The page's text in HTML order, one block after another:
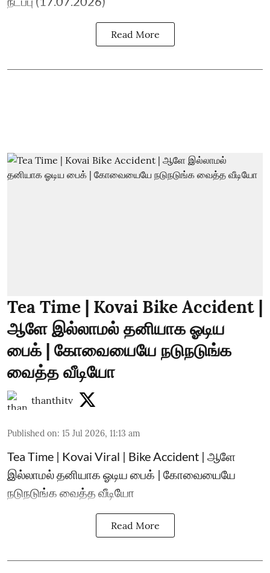
Read More
Tea Time | Kovai Bike Accident |
ஆளே இல்லாமல் தனியாக ஓடிய
பைக் | கோவையையே நடுநடுங்க
வைத்த வீடியோ
thanthitv
Published on: 15 Jul 2026, 11:13 am
Tea Time | Kovai Viral | Bike Accident | ஆளே
இல்லாமல் தனியாக ஓடிய பைக் | கோவையையே
நடுநடுங்க வைத்த வீடியோ
Read More